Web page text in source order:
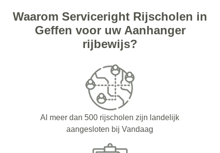
Waarom Serviceright Rijscholen in
Geffen voor uw Aanhanger
rijbewijs?
Al meer dan 500 rijscholen zijn landelijk
aangesloten bij Vandaag